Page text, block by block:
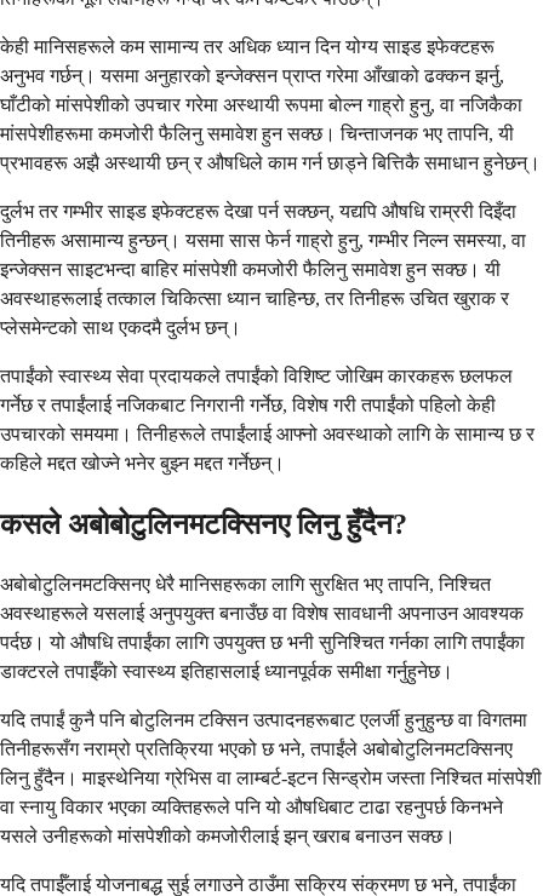
केही मानिसहरूले कम सामान्य तर अधिक ध्यान दिन योग्य साइड इफेक्टहरू
अनुभव गर्छन्। यसमा अनुहारको इन्जेक्सन प्राप्त गरेमा आँखाको ढक्कन झर्नु,
घाँटीको मांसपेशीको उपचार गरेमा अस्थायी रूपमा बोल्न गाह्रो हुनु, वा नजिकैका
मांसपेशीहरूमा कमजोरी फैलिनु समावेश हुन सक्छ। चिन्ताजनक भए तापनि, यी
प्रभावहरू अझै अस्थायी छन् र औषधिले काम गर्न छाड्ने बित्तिकै समाधान हुनेछन्।
दुर्लभ तर गम्भीर साइड इफेक्टहरू देखा पर्न सक्छन्, यद्यपि औषधि राम्ररी दिइँदा
तिनीहरू असामान्य हुन्छन्। यसमा सास फेर्न गाह्रो हुनु, गम्भीर निल्न समस्या, वा
इन्जेक्सन साइटभन्दा बाहिर मांसपेशी कमजोरी फैलिनु समावेश हुन सक्छ। यी
अवस्थाहरूलाई तत्काल चिकित्सा ध्यान चाहिन्छ, तर तिनीहरू उचित खुराक र
प्लेसमेन्टको साथ एकदमै दुर्लभ छन्।
तपाईंको स्वास्थ्य सेवा प्रदायकले तपाईंको विशिष्ट जोखिम कारकहरू छलफल
गर्नेछ र तपाईंलाई नजिकबाट निगरानी गर्नेछ, विशेष गरी तपाईंको पहिलो केही
उपचारको समयमा। तिनीहरूले तपाईंलाई आफ्नो अवस्थाको लागि के सामान्य छ र
कहिले मद्दत खोज्ने भनेर बुझ्न मद्दत गर्नेछन्।
कसले अबोबोटुलिनमटक्सिनए लिनु हुँदैन?
अबोबोटुलिनमटक्सिनए धेरै मानिसहरूका लागि सुरक्षित भए तापनि, निश्चित
अवस्थाहरूले यसलाई अनुपयुक्त बनाउँछ वा विशेष सावधानी अपनाउन आवश्यक
पर्दछ। यो औषधि तपाईंका लागि उपयुक्त छ भनी सुनिश्चित गर्नका लागि तपाईंका
डाक्टरले तपाईँको स्वास्थ्य इतिहासलाई ध्यानपूर्वक समीक्षा गर्नुहुनेछ।
यदि तपाईं कुनै पनि बोटुलिनम टक्सिन उत्पादनहरूबाट एलर्जी हुनुहुन्छ वा विगतमा
तिनीहरूसँग नराम्रो प्रतिक्रिया भएको छ भने, तपाईंले अबोबोटुलिनमटक्सिनए
लिनु हुँदैन। माइस्थेनिया ग्रेभिस वा लाम्बर्ट-इटन सिन्ड्रोम जस्ता निश्चित मांसपेशी
वा स्नायु विकार भएका व्यक्तिहरूले पनि यो औषधिबाट टाढा रहनुपर्छ किनभने
यसले उनीहरूको मांसपेशीको कमजोरीलाई झन् खराब बनाउन सक्छ।
यदि तपाईँलाई योजनाबद्ध सुई लगाउने ठाउँमा सक्रिय संक्रमण छ भने, तपाईंका